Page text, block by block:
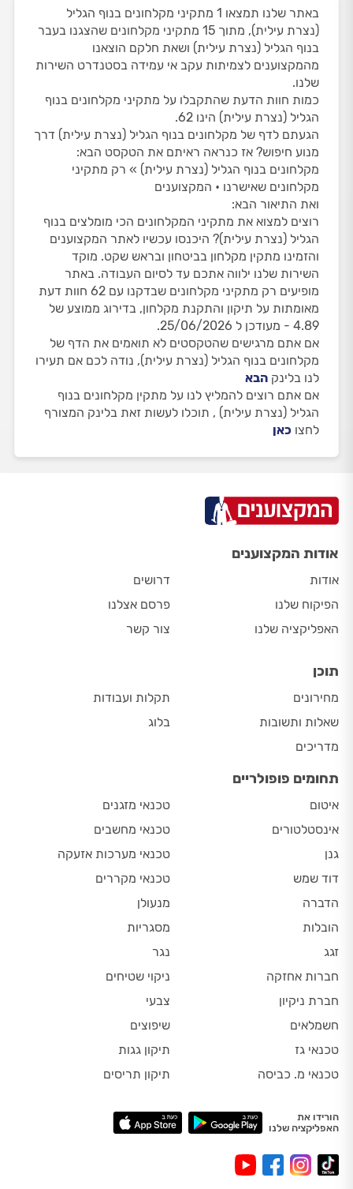
באתר שלנו תמצאו 1 מתקיני מקלחונים בנוף הגליל
(נצרת עילית), מתוך 15 מתקיני מקלחונים שהצגנו בעבר
בנוף הגליל (נצרת עילית) ושאת חלקם הוצאנו
מהמקצוענים לצמיתות עקב אי עמידה בסטנדרט השירות
שלנו.
כמות חוות הדעת שהתקבלו על מתקיני מקלחונים בנוף
הגליל (נצרת עילית) הינו 62.
הגעתם לדף של מקלחונים בנוף הגליל (נצרת עילית) דרך
מנוע חיפוש? אז כנראה ראיתם את הטקסט הבא:
מקלחונים בנוף הגליל (נצרת עילית) » רק מתקיני
מקלחונים שאישרנו • המקצוענים
ואת התיאור הבא:
רוצים למצוא את מתקיני המקלחונים הכי מומלצים בנוף
הגליל (נצרת עילית)? היכנסו עכשיו לאתר המקצוענים
והזמינו מתקין מקלחון בביטחון ובראש שקט. מוקד
השירות שלנו ילווה אתכם עד לסיום העבודה. באתר
מופיעים רק מתקיני מקלחונים שבדקנו עם 62 חוות דעת
מאומתות על תיקון והתקנת מקלחון, בדירוג ממוצע של
4.89 - מעודכן ל 25/06/2026.
אם אתם מרגישים שהטקסטים לא תואמים את הדף של
מקלחונים בנוף הגליל (נצרת עילית), נודה לכם אם תעירו
לנו בלינק הבא
אם אתם רוצים להמליץ לנו על מתקין מקלחונים בנוף
הגליל (נצרת עילית) , תוכלו לעשות זאת בלינק המצורף
לחצו כאן
אודות המקצוענים
אודות
הפיקוח שלנו
האפליקציה שלנו
דרושים
פרסם אצלנו
צור קשר
תוכן
מחירונים
שאלות ותשובות
מדריכים
תקלות ועבודות
בלוג
תחומים פופולריים
איטום
אינסטלטורים
גנן
דוד שמש
הדברה
הובלות
זגג
חברות אחזקה
חברת ניקיון
חשמלאים
טכנאי גז
טכנאי מ. כביסה
טכנאי מזגנים
טכנאי מחשבים
טכנאי מערכות אזעקה
טכנאי מקררים
מנעולן
מסגריות
נגר
ניקוי שטיחים
צבעי
שיפוצים
תיקון גגות
תיקון תריסים
הורידו את
האפליקציה שלנו